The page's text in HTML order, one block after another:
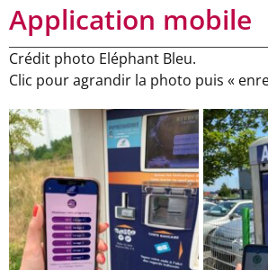
Application mobile
Crédit photo Eléphant Bleu.
Clic pour agrandir la photo puis «